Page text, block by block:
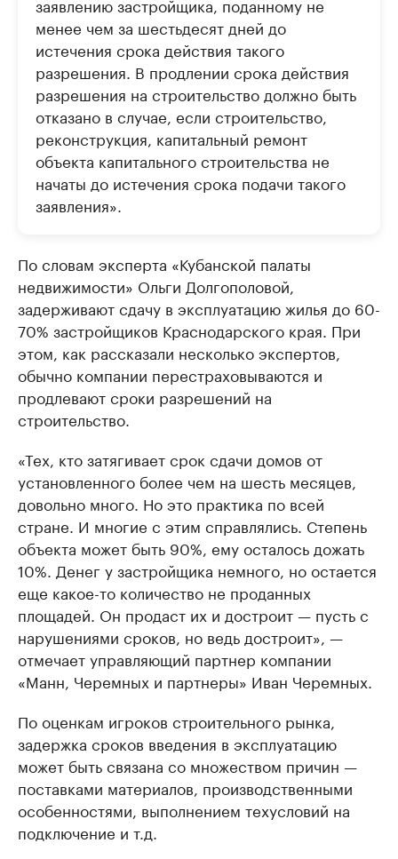
заявлению застройщика, поданному не
менее чем за шестьдесят дней до
истечения срока действия такого
разрешения. В продлении срока действия
разрешения на строительство должно быть
отказано в случае, если строительство,
реконструкция, капитальный ремонт
объекта капитального строительства не
начаты до истечения срока подачи такого
заявления».
По словам эксперта «Кубанской палаты
недвижимости» Ольги Долгополовой,
задерживают сдачу в эксплуатацию жилья до 60-
70% застройщиков Краснодарского края. При
этом, как рассказали несколько экспертов,
обычно компании перестраховываются и
продлевают сроки разрешений на
строительство.
«Тех, кто затягивает срок сдачи домов от
установленного более чем на шесть месяцев,
довольно много. Но это практика по всей
стране. И многие с этим справлялись. Степень
объекта может быть 90%, ему осталось дожать
10%. Денег у застройщика немного, но остается
еще какое-то количество не проданных
площадей. Он продаст их и достроит — пусть с
нарушениями сроков, но ведь достроит», —
отмечает управляющий партнер компании
«Манн, Черемных и партнеры» Иван Черемных.
По оценкам игроков строительного рынка,
задержка сроков введения в эксплуатацию
может быть связана со множеством причин —
поставками материалов, производственными
особенностями, выполнением техусловий на
подключение и т.д.